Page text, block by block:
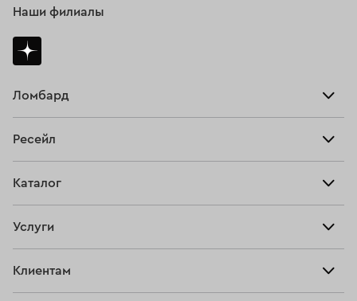
Ломбард
Тарифы
Ресейл
Купить
Прочие услуги
Каталог
Серьги
Услуги
Клиентам
Наши филиалы